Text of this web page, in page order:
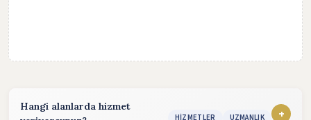
Hangi alanlarda hizmet
HIZMETLER UZMANLIK +